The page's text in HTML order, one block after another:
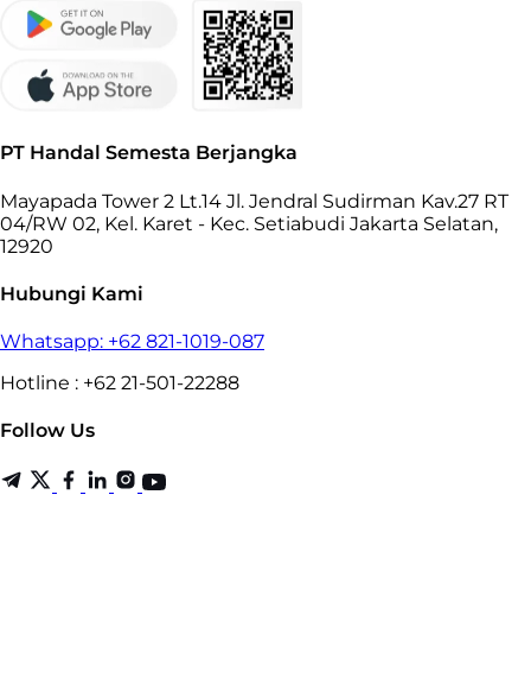
PT Handal Semesta Berjangka
Mayapada Tower 2 Lt.14 Jl. Jendral Sudirman Kav.27 RT
04/RW 02, Kel. Karet - Kec. Setiabudi Jakarta Selatan,
12920
Hubungi Kami
Whatsapp: +62 821-1019-087
Hotline : +62 21-501-22288
Follow Us